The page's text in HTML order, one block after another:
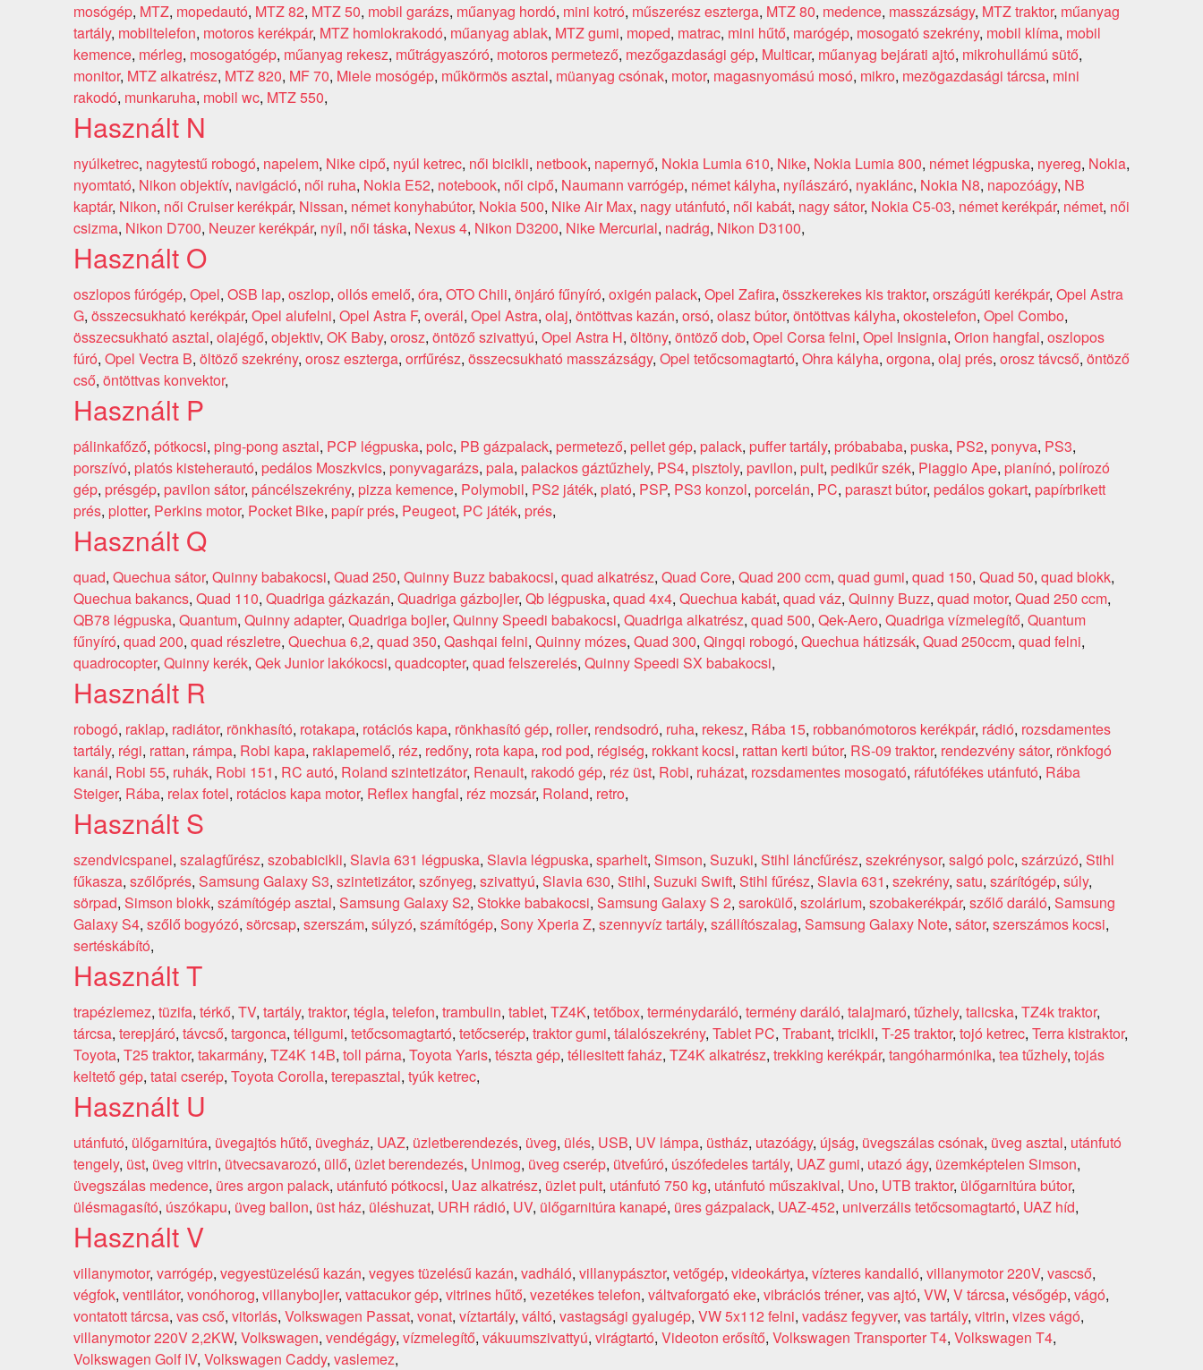
mosógép, MTZ, mopedautó, MTZ 82, MTZ 50, mobil garázs, műanyag hordó, mini kotró, műszerész eszterga, MTZ 80, medence, masszázságy, MTZ traktor, műanyag
tartály, mobiltelefon, motoros kerékpár, MTZ homlokrakodó, műanyag ablak, MTZ gumi, moped, matrac, mini hűtő, marógép, mosogató szekrény, mobil klíma, mobil
kemence, mérleg, mosogatógép, műanyag rekesz, műtrágyaszóró, motoros permetező, mezőgazdasági gép, Multicar, műanyag bejárati ajtó, mikrohullámú sütő,
monitor, MTZ alkatrész, MTZ 820, MF 70, Miele mosógép, műkörmös asztal, müanyag csónak, motor, magasnyomású mosó, mikro, mezögazdasági tárcsa, mini
rakodó, munkaruha, mobil wc, MTZ 550,
Használt N
nyúlketrec, nagytestű robogó, napelem, Nike cipő, nyúl ketrec, női bicikli, netbook, napernyő, Nokia Lumia 610, Nike, Nokia Lumia 800, német légpuska, nyereg, Nokia,
nyomtató, Nikon objektív, navigáció, női ruha, Nokia E52, notebook, női cipő, Naumann varrógép, német kályha, nyílászáró, nyaklánc, Nokia N8, napozóágy, NB
kaptár, Nikon, női Cruiser kerékpár, Nissan, német konyhabútor, Nokia 500, Nike Air Max, nagy utánfutó, női kabát, nagy sátor, Nokia C5-03, német kerékpár, német, női
csizma, Nikon D700, Neuzer kerékpár, nyíl, női táska, Nexus 4, Nikon D3200, Nike Mercurial, nadrág, Nikon D3100,
Használt O
oszlopos fúrógép, Opel, OSB lap, oszlop, ollós emelő, óra, OTO Chili, önjáró fűnyíró, oxigén palack, Opel Zafira, összkerekes kis traktor, országúti kerékpár, Opel Astra
G, összecsukható kerékpár, Opel alufelni, Opel Astra F, overál, Opel Astra, olaj, öntöttvas kazán, orsó, olasz bútor, öntöttvas kályha, okostelefon, Opel Combo,
összecsukható asztal, olajégő, objektiv, OK Baby, orosz, öntöző szivattyú, Opel Astra H, öltöny, öntöző dob, Opel Corsa felni, Opel Insignia, Orion hangfal, oszlopos
fúró, Opel Vectra B, öltöző szekrény, orosz eszterga, orrfűrész, összecsukható masszázságy, Opel tetőcsomagtartó, Ohra kályha, orgona, olaj prés, orosz távcső, öntöző
cső, öntöttvas konvektor,
Használt P
pálinkafőző, pótkocsi, ping-pong asztal, PCP légpuska, polc, PB gázpalack, permetező, pellet gép, palack, puffer tartály, próbababa, puska, PS2, ponyva, PS3,
porszívó, platós kisteherautó, pedálos Moszkvics, ponyvagarázs, pala, palackos gáztűzhely, PS4, pisztoly, pavilon, pult, pedikűr szék, Piaggio Ape, pianínó, polírozó
gép, présgép, pavilon sátor, páncélszekrény, pizza kemence, Polymobil, PS2 játék, plató, PSP, PS3 konzol, porcelán, PC, paraszt bútor, pedálos gokart, papírbrikett
prés, plotter, Perkins motor, Pocket Bike, papír prés, Peugeot, PC játék, prés,
Használt Q
quad, Quechua sátor, Quinny babakocsi, Quad 250, Quinny Buzz babakocsi, quad alkatrész, Quad Core, Quad 200 ccm, quad gumi, quad 150, Quad 50, quad blokk,
Quechua bakancs, Quad 110, Quadriga gázkazán, Quadriga gázbojler, Qb légpuska, quad 4x4, Quechua kabát, quad váz, Quinny Buzz, quad motor, Quad 250 ccm,
QB78 légpuska, Quantum, Quinny adapter, Quadriga bojler, Quinny Speedi babakocsi, Quadriga alkatrész, quad 500, Qek-Aero, Quadriga vízmelegítő, Quantum
fűnyíró, quad 200, quad részletre, Quechua 6,2, quad 350, Qashqai felni, Quinny mózes, Quad 300, Qingqi robogó, Quechua hátizsák, Quad 250ccm, quad felni,
quadrocopter, Quinny kerék, Qek Junior lakókocsi, quadcopter, quad felszerelés, Quinny Speedi SX babakocsi,
Használt R
robogó, raklap, radiátor, rönkhasító, rotakapa, rotációs kapa, rönkhasító gép, roller, rendsodró, ruha, rekesz, Rába 15, robbanómotoros kerékpár, rádió, rozsdamentes
tartály, régi, rattan, rámpa, Robi kapa, raklapemelő, réz, redőny, rota kapa, rod pod, régiség, rokkant kocsi, rattan kerti bútor, RS-09 traktor, rendezvény sátor, rönkfogó
kanál, Robi 55, ruhák, Robi 151, RC autó, Roland szintetizátor, Renault, rakodó gép, réz üst, Robi, ruházat, rozsdamentes mosogató, ráfutófékes utánfutó, Rába
Steiger, Rába, relax fotel, rotácios kapa motor, Reflex hangfal, réz mozsár, Roland, retro,
Használt S
szendvicspanel, szalagfűrész, szobabicikli, Slavia 631 légpuska, Slavia légpuska, sparhelt, Simson, Suzuki, Stihl láncfűrész, szekrénysor, salgó polc, szárzúzó, Stihl
fűkasza, szőlőprés, Samsung Galaxy S3, szintetizátor, szőnyeg, szivattyú, Slavia 630, Stihl, Suzuki Swift, Stihl fűrész, Slavia 631, szekrény, satu, szárítógép, súly,
sörpad, Simson blokk, számítógép asztal, Samsung Galaxy S2, Stokke babakocsi, Samsung Galaxy S 2, sarokülő, szolárium, szobakerékpár, szőlő daráló, Samsung
Galaxy S4, szőlő bogyózó, sörcsap, szerszám, súlyzó, számítógép, Sony Xperia Z, szennyvíz tartály, szállítószalag, Samsung Galaxy Note, sátor, szerszámos kocsi,
sertéskábító,
Használt T
trapézlemez, tüzifa, térkő, TV, tartály, traktor, tégla, telefon, trambulin, tablet, TZ4K, tetőbox, terménydaráló, termény daráló, talajmaró, tűzhely, talicska, TZ4k traktor,
tárcsa, terepjáró, távcső, targonca, téligumi, tetőcsomagtartó, tetőcserép, traktor gumi, tálalószekrény, Tablet PC, Trabant, tricikli, T-25 traktor, tojó ketrec, Terra kistraktor,
Toyota, T25 traktor, takarmány, TZ4K 14B, toll párna, Toyota Yaris, tészta gép, téliesitett faház, TZ4K alkatrész, trekking kerékpár, tangóharmónika, tea tűzhely, tojás
keltető gép, tatai cserép, Toyota Corolla, terepasztal, tyúk ketrec,
Használt U
utánfutó, ülőgarnitúra, üvegajtós hűtő, üvegház, UAZ, üzletberendezés, üveg, ülés, USB, UV lámpa, üstház, utazóágy, újság, üvegszálas csónak, üveg asztal, utánfutó
tengely, üst, üveg vitrin, ütvecsavarozó, üllő, üzlet berendezés, Unimog, üveg cserép, ütvefúró, úszófedeles tartály, UAZ gumi, utazó ágy, üzemképtelen Simson,
üvegszálas medence, üres argon palack, utánfutó pótkocsi, Uaz alkatrész, üzlet pult, utánfutó 750 kg, utánfutó műszakival, Uno, UTB traktor, ülőgarnitúra bútor,
ülésmagasító, úszókapu, üveg ballon, üst ház, üléshuzat, URH rádió, UV, ülőgarnitúra kanapé, üres gázpalack, UAZ-452, univerzális tetőcsomagtartó, UAZ híd,
Használt V
villanymotor, varrógép, vegyestüzelésű kazán, vegyes tüzelésű kazán, vadháló, villanypásztor, vetőgép, videokártya, vízteres kandalló, villanymotor 220V, vascső,
végfok, ventilátor, vonóhorog, villanybojler, vattacukor gép, vitrines hűtő, vezetékes telefon, váltvaforgató eke, vibrációs tréner, vas ajtó, VW, V tárcsa, vésőgép, vágó,
vontatott tárcsa, vas cső, vitorlás, Volkswagen Passat, vonat, víztartály, váltó, vastagsági gyalugép, VW 5x112 felni, vadász fegyver, vas tartály, vitrin, vizes vágó,
villanymotor 220V 2,2KW, Volkswagen, vendégágy, vízmelegítő, vákuumszivattyú, virágtartó, Videoton erősítő, Volkswagen Transporter T4, Volkswagen T4,
Volkswagen Golf IV, Volkswagen Caddy, vaslemez,